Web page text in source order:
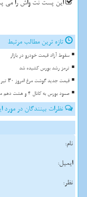
این پست نت واش را می
تازه ترین مطالب مرتبط
سقوط آزاد قیمت خودرو در بازار
ترمز رشد بورس کشیده شد
قیمت جدید گوشت مرغ امروز ۳۰ تیر ۱۴۰۵
صعود بورس به کانال 4 و هشت دهم میلیون واحد
نظرات بینندگان در
نام:
ایمیل:
نظر: